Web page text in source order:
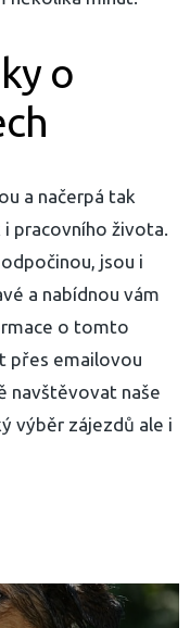
o
a načerpá tak
pracovního života.
jsou i
a nabídnou vám
o tomto
přes emailovou
navštěvovat naše
výběr zájezdů ale i